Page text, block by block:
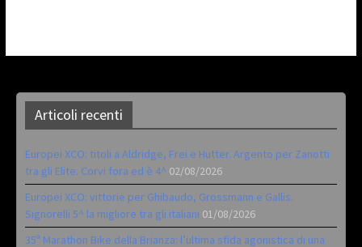
Articoli recenti
Europei XCO: titoli a Aldridge, Frei e Hutter. Argento per Zanotti
tra gli Elite. Corvi fora ed è 4^ 02/08/2026
Europei XCO: vittorie per Ghibaudo, Grossmann e Gallis.
Signorelli 5^ la migliore tra gli italiani 01/08/2026
35ª Marathon Bike della Brianza: l’ultima sfida agonistica di una